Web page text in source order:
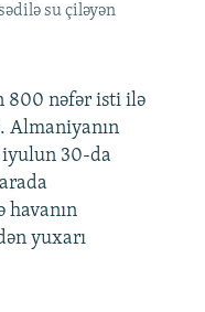
su çiləyən
800 nəfər isti ilə
Almaniyanın
30-da
havanın
yuxarı